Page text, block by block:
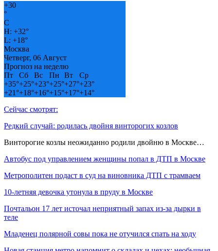
+30
°
C
H: +32°
L: +18°
Москва
Четверг, 06 Август
Прогноз на неделю
Пт
Сб Вс Пн Вт
Ср
+35°+25°+23°+25°+27°+23°
+21°+18°+16°+15°+17°+14°
Сейчас смотрят:
Редкий случай: родилась двойня винторогих козлов
Винторогие козлы неожиданно родили двойню в Москве…
Автобус под управлением женщины попал в ДТП в Москве
Метрополитен подаст в суд на виновника ДТП с трамваем
10-летняя девочка утонула в пруду в Москве
Почтальон 17 лет источал неприятный запах из-за дырки в
теле
Младенец полярной совы пока не отучился спать на ходу